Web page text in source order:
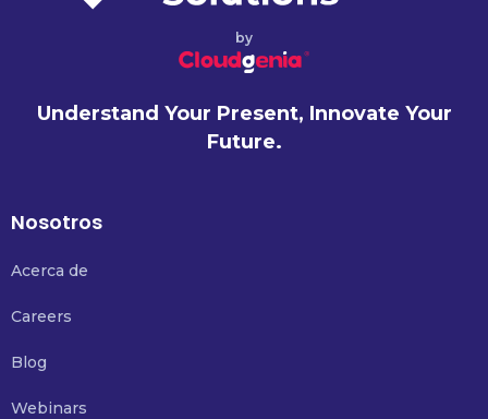
by
Understand Your Present, Innovate Your
Future.
Nosotros
Acerca de
Careers
Blog
Webinars